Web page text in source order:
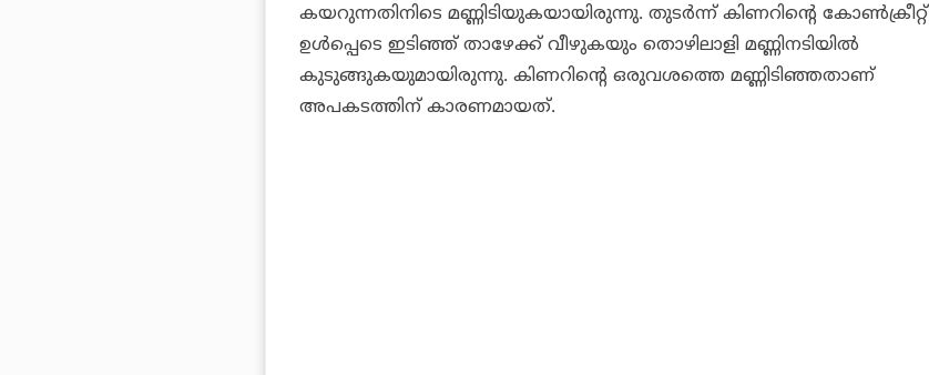
കയറുന്നതിനിടെ മണ്ണിടിയുകയായിരുന്നു. തുടര്‍ന്ന് കിണറിന്റെ കോണ്‍ക്രീറ്റ്
ഉള്‍പ്പെടെ ഇടിഞ്ഞ് താഴേക്ക് വീഴുകയും തൊഴിലാളി മണ്ണിനടിയില്‍
കുടുങ്ങുകയുമായിരുന്നു. കിണറിന്റെ ഒരുവശത്തെ മണ്ണിടിഞ്ഞതാണ്
അപകടത്തിന് കാരണമായത്.